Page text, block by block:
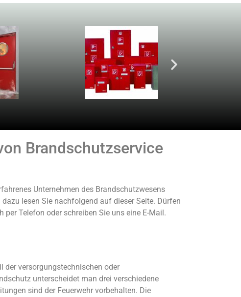
Brandschutzservice
Unternehmen des Brandschutzwesens
lesen Sie nachfolgend auf dieser Seite. Dürfen
Telefon oder schreiben Sie uns eine E-Mail.
der versorgungstechnischen oder
unterscheidet man drei verschiedene
sind der Feuerwehr vorbehalten. Die